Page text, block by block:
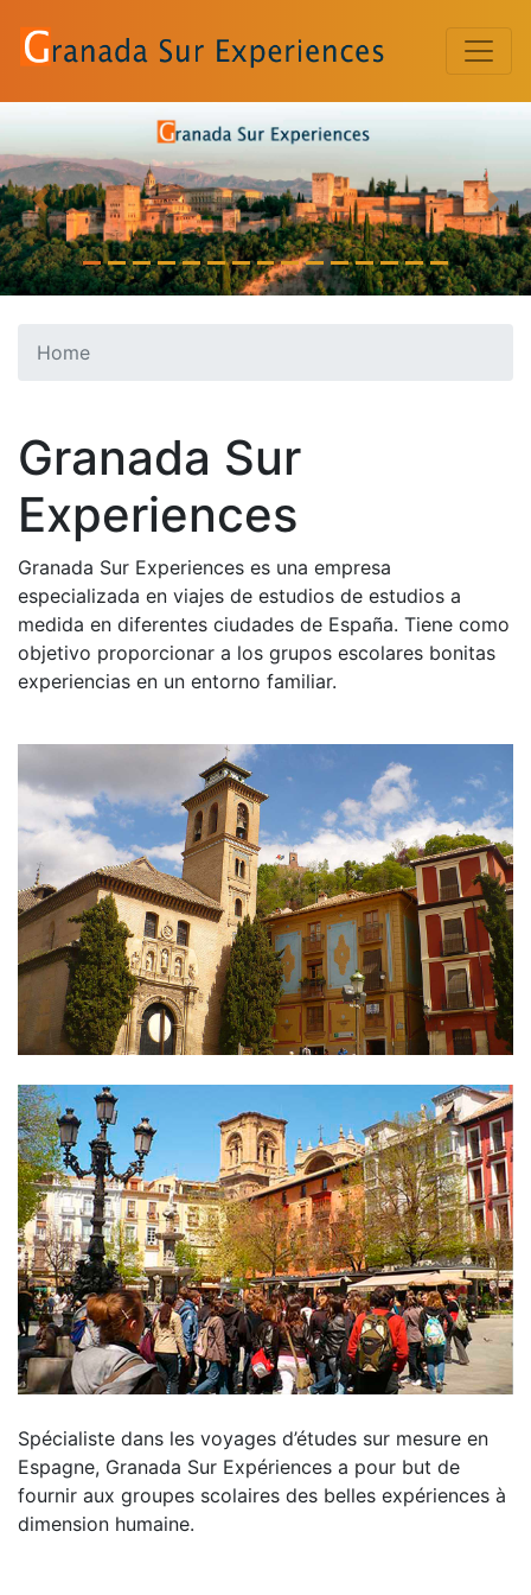
Previous
Home
Granada Sur
Experiences
Granada Sur Experiences es una empresa
especializada en viajes de estudios de estudios a
medida en diferentes ciudades de España. Tiene como
objetivo proporcionar a los grupos escolares bonitas
experiencias en un entorno familiar.
Spécialiste dans les voyages d’études sur mesure en
Espagne, Granada Sur Expériences a pour but de
fournir aux groupes scolaires des belles expériences à
dimension humaine.